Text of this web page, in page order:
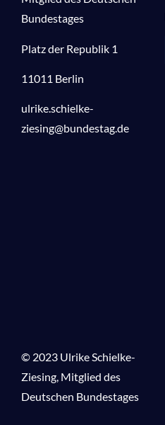
Bundestages
Platz der Republik 1
11011 Berlin
ulrike.schielke-
ziesing@bundestag.de
© 2023 Ulrike Schielke-
Ziesing, Mitglied des
Deutschen Bundestages